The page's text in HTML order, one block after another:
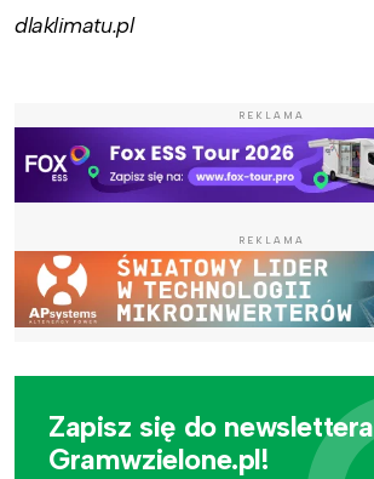
dlaklimatu.pl
REKLAMA
REKLAMA
Zapisz się do newslettera
Gramwzielone.pl!